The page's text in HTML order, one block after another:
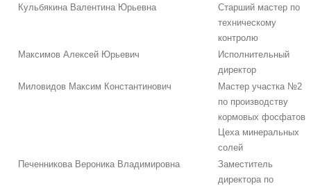
Кульбякина Валентина Юрьевна
Старший мастер по
техническому
контролю
Максимов Алексей Юрьевич
Исполнительный
директор
Миловидов Максим Константинович
Мастер участка №2
по производству
кормовых фосфатов
Цеха минеральных
солей
Печенникова Вероника Владимировна
Заместитель
директора по